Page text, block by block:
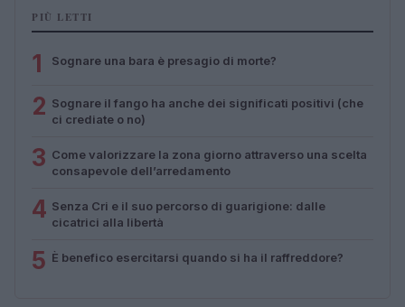
PIÙ LETTI
1 Sognare una bara è presagio di morte?
2 Sognare il fango ha anche dei significati positivi (che
ci crediate o no)
3 Come valorizzare la zona giorno attraverso una scelta
consapevole dell’arredamento
4 Senza Cri e il suo percorso di guarigione: dalle
cicatrici alla libertà
5 È benefico esercitarsi quando si ha il raffreddore?